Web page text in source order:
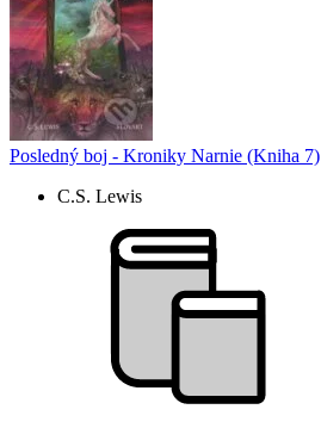
Posledný boj - Kroniky Narnie (Kniha 7)
C.S. Lewis